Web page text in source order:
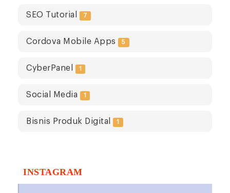
SEO Tutorial 7
Cordova Mobile Apps 5
CyberPanel 1
Social Media 1
Bisnis Produk Digital 1
INSTAGRAM